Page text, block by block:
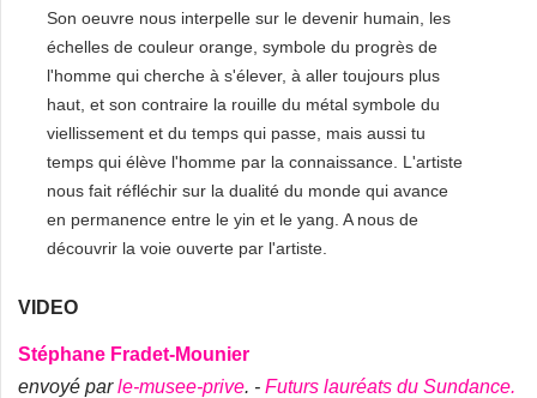
Son oeuvre nous interpelle sur le devenir humain, les
échelles de couleur orange, symbole du progrès de
l'homme qui cherche à s'élever, à aller toujours plus
haut, et son contraire la rouille du métal symbole du
viellissement et du temps qui passe, mais aussi tu
temps qui élève l'homme par la connaissance. L'artiste
nous fait réfléchir sur la dualité du monde qui avance
en permanence entre le yin et le yang. A nous de
découvrir la voie ouverte par l'artiste.
VIDEO
Stéphane Fradet-Mounier
envoyé parle-musee-prive. - Futurs lauréats du Sundance.